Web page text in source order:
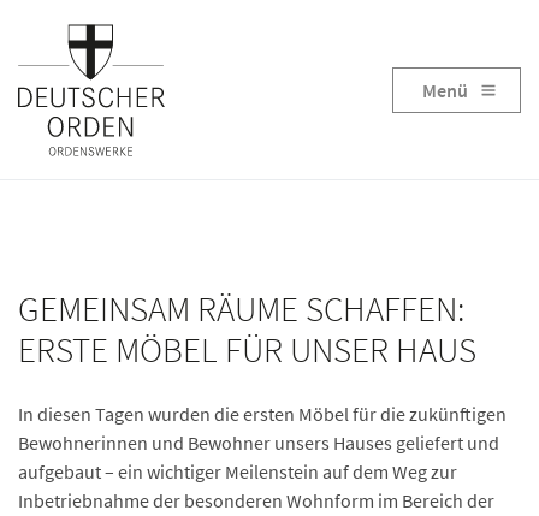
Menü
GEMEINSAM RÄUME SCHAFFEN:
ERSTE MÖBEL FÜR UNSER HAUS
In diesen Tagen wurden die ersten Möbel für die zukünftigen
Bewohnerinnen und Bewohner unsers Hauses geliefert und
aufgebaut – ein wichtiger Meilenstein auf dem Weg zur
Inbetriebnahme der besonderen Wohnform im Bereich der